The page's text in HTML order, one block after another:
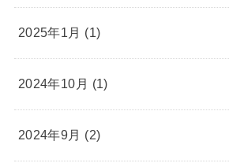
2025年1月 (1)
2024年10月 (1)
2024年9月 (2)